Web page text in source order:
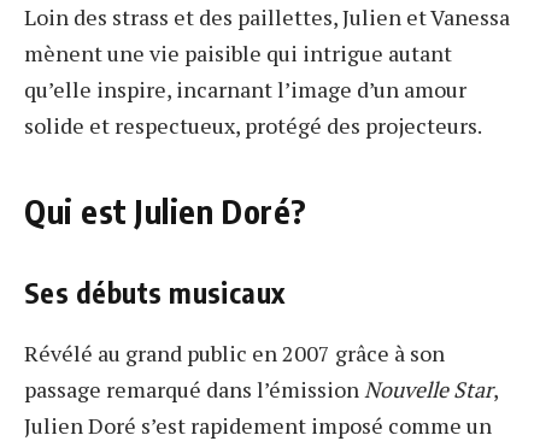
Loin des strass et des paillettes, Julien et Vanessa
mènent une vie paisible qui intrigue autant
qu’elle inspire, incarnant l’image d’un amour
solide et respectueux, protégé des projecteurs.
Qui est Julien Doré?
Ses débuts musicaux
Révélé au grand public en 2007 grâce à son
passage remarqué dans l’émission Nouvelle Star,
Julien Doré s’est rapidement imposé comme un